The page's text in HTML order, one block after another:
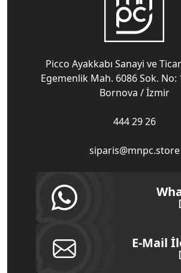
Picco Ayakkabı Sanayi ve
Egemenlik Mah. 6086 Sok. No:
Bornova / İzmir
444 29 26
siparis@mnpc.store
E-Mail